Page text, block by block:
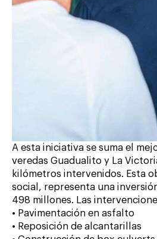
A esta iniciativa se suma el
veredas Guadualito y La
kilómetros intervenidos. Esta
social, representa una
498 millones. Las
• Pavimentación en asfalto
• Reposición de alcantarillas